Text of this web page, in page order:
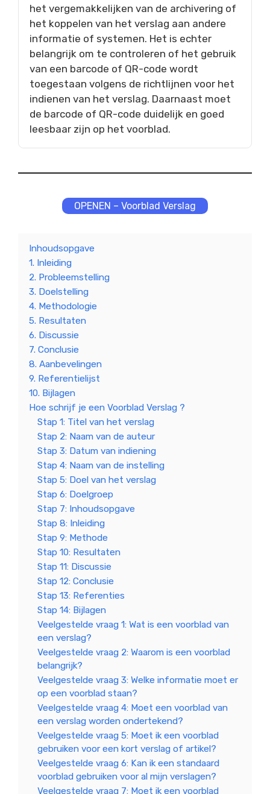
het vergemakkelijken van de archivering of
het koppelen van het verslag aan andere
informatie of systemen. Het is echter
belangrijk om te controleren of het gebruik
van een barcode of QR-code wordt
toegestaan volgens de richtlijnen voor het
indienen van het verslag. Daarnaast moet
de barcode of QR-code duidelijk en goed
leesbaar zijn op het voorblad.
OPENEN – Voorblad Verslag
Inhoudsopgave
1. Inleiding
2. Probleemstelling
3. Doelstelling
4. Methodologie
5. Resultaten
6. Discussie
7. Conclusie
8. Aanbevelingen
9. Referentielijst
10. Bijlagen
Hoe schrijf je een Voorblad Verslag ?
Stap 1: Titel van het verslag
Stap 2: Naam van de auteur
Stap 3: Datum van indiening
Stap 4: Naam van de instelling
Stap 5: Doel van het verslag
Stap 6: Doelgroep
Stap 7: Inhoudsopgave
Stap 8: Inleiding
Stap 9: Methode
Stap 10: Resultaten
Stap 11: Discussie
Stap 12: Conclusie
Stap 13: Referenties
Stap 14: Bijlagen
Veelgestelde vraag 1: Wat is een voorblad van
een verslag?
Veelgestelde vraag 2: Waarom is een voorblad
belangrijk?
Veelgestelde vraag 3: Welke informatie moet er
op een voorblad staan?
Veelgestelde vraag 4: Moet een voorblad van
een verslag worden ondertekend?
Veelgestelde vraag 5: Moet ik een voorblad
gebruiken voor een kort verslag of artikel?
Veelgestelde vraag 6: Kan ik een standaard
voorblad gebruiken voor al mijn verslagen?
Veelgestelde vraag 7: Moet ik een voorblad